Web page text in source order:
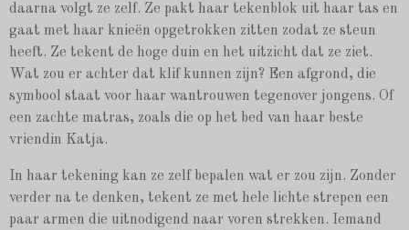
daarna volgt ze zelf. Ze pakt haar tekenblok uit haar tas en
gaat met haar knieën opgetrokken zitten zodat ze steun
heeft. Ze tekent de hoge duin en het uitzicht dat ze ziet.
Wat zou er achter dat klif kunnen zijn? Een afgrond, die
symbool staat voor haar wantrouwen tegenover jongens. Of
een zachte matras, zoals die op het bed van haar beste
vriendin Katja.
In haar tekening kan ze zelf bepalen wat er zou zijn. Zonder
verder na te denken, tekent ze met hele lichte strepen een
paar armen die uitnodigend naar voren strekken. Iemand